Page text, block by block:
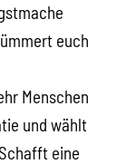
euch
Menschen
und wählt
eine